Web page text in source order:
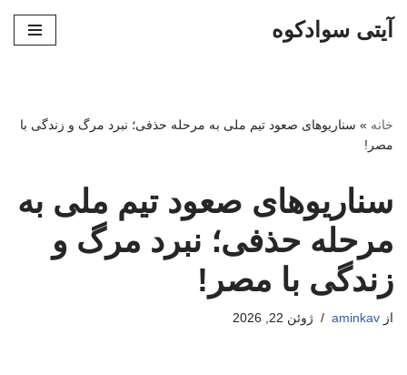
آیتی سوادکوه
خانه » سناریوهای صعود تیم ملی به مرحله حذفی؛ نبرد مرگ و زندگی با
مصر!
سناریوهای صعود تیم ملی به
مرحله حذفی؛ نبرد مرگ و
زندگی با مصر!
از aminkav ژوئن 22, 2026